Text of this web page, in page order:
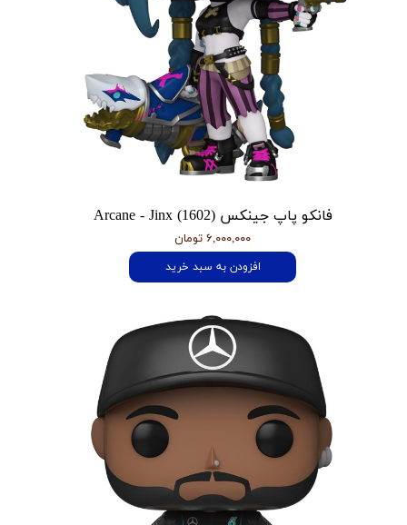
فانکو پاپ جینکس Arcane - Jinx (1602)
۶,۰۰۰,۰۰۰ تومان
افزودن به سبد خرید